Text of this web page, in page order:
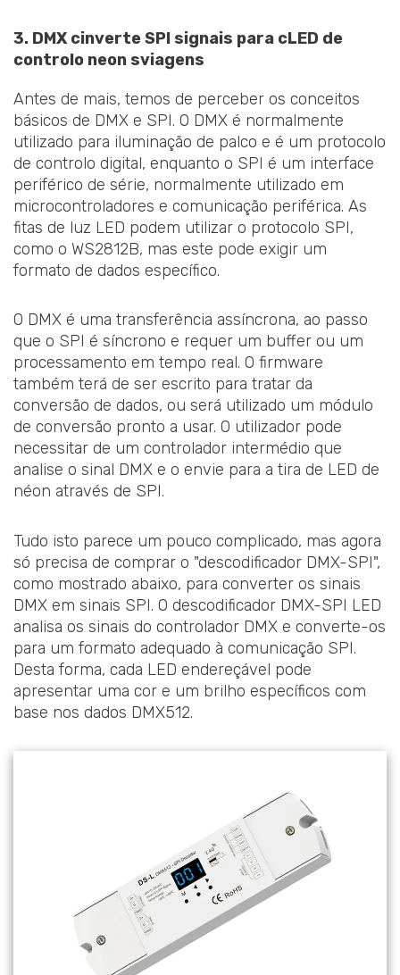
3. DMX cinverte SPI signais para cLED de
controlo neon sviagens
Antes de mais, temos de perceber os conceitos
básicos de DMX e SPI. O DMX é normalmente
utilizado para iluminação de palco e é um protocolo
de controlo digital, enquanto o SPI é um interface
periférico de série, normalmente utilizado em
microcontroladores e comunicação periférica. As
fitas de luz LED podem utilizar o protocolo SPI,
como o WS2812B, mas este pode exigir um
formato de dados específico.
O DMX é uma transferência assíncrona, ao passo
que o SPI é síncrono e requer um buffer ou um
processamento em tempo real. O firmware
também terá de ser escrito para tratar da
conversão de dados, ou será utilizado um módulo
de conversão pronto a usar. O utilizador pode
necessitar de um controlador intermédio que
analise o sinal DMX e o envie para a tira de LED de
néon através de SPI.
Tudo isto parece um pouco complicado, mas agora
só precisa de comprar o "descodificador DMX-SPI",
como mostrado abaixo, para converter os sinais
DMX em sinais SPI. O descodificador DMX-SPI LED
analisa os sinais do controlador DMX e converte-os
para um formato adequado à comunicação SPI.
Desta forma, cada LED endereçável pode
apresentar uma cor e um brilho específicos com
base nos dados DMX512.